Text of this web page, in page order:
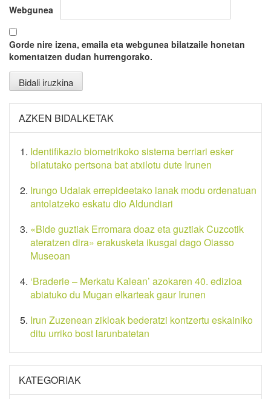
Webgunea
Gorde nire izena, emaila eta webgunea bilatzaile honetan
komentatzen dudan hurrengorako.
AZKEN BIDALKETAK
Identifikazio biometrikoko sistema berriari esker
bilatutako pertsona bat atxilotu dute Irunen
Irungo Udalak errepideetako lanak modu ordenatuan
antolatzeko eskatu dio Aldundiari
«Bide guztiak Erromara doaz eta guztiak Cuzcotik
ateratzen dira» erakusketa ikusgai dago Oiasso
Museoan
‘Braderie – Merkatu Kalean’ azokaren 40. edizioa
abiatuko du Mugan elkarteak gaur Irunen
Irun Zuzenean zikloak bederatzi kontzertu eskainiko
ditu urriko bost larunbatetan
KATEGORIAK